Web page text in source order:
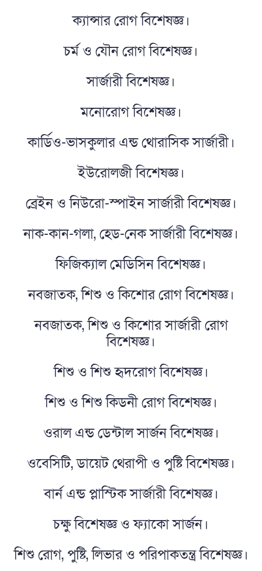
ক্যান্সার রোগ বিশেষজ্ঞ।
চর্ম ও যৌন রোগ বিশেষজ্ঞ।
সার্জারী বিশেষজ্ঞ।
মনোরোগ বিশেষজ্ঞ।
কার্ডিও-ভাসকুলার এন্ড থোরাসিক সার্জারী।
ইউরোলজী বিশেষজ্ঞ।
ব্রেইন ও নিউরো-স্পাইন সার্জারী বিশেষজ্ঞ।
নাক-কান-গলা, হেড-নেক সার্জারী বিশেষজ্ঞ।
ফিজিক্যাল মেডিসিন বিশেষজ্ঞ।
নবজাতক, শিশু ও কিশোর রোগ বিশেষজ্ঞ।
নবজাতক, শিশু ও কিশোর সার্জারী রোগ
বিশেষজ্ঞ।
শিশু ও শিশু হৃদরোগ বিশেষজ্ঞ।
শিশু ও শিশু কিডনী রোগ বিশেষজ্ঞ।
ওরাল এন্ড ডেন্টাল সার্জন বিশেষজ্ঞ।
ওবেসিটি, ডায়েট থেরাপী ও পুষ্টি বিশেষজ্ঞ।
বার্ন এন্ড প্লাস্টিক সার্জারী বিশেষজ্ঞ।
চক্ষু বিশেষজ্ঞ ও ফ্যাকো সার্জন।
শিশু রোগ, পুষ্টি, লিভার ও পরিপাকতন্ত্র বিশেষজ্ঞ।